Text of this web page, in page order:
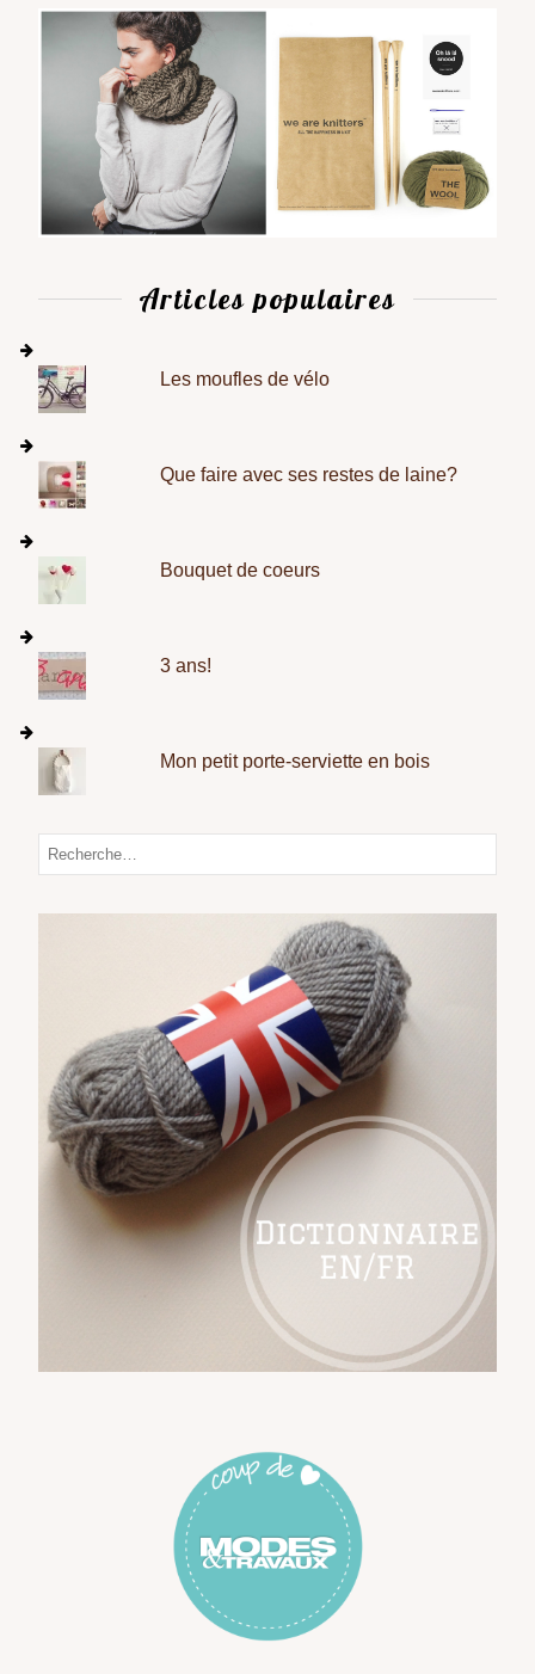
Articles populaires
Les moufles de vélo
Que faire avec ses restes de laine?
Bouquet de coeurs
3 ans!
Mon petit porte-serviette en bois